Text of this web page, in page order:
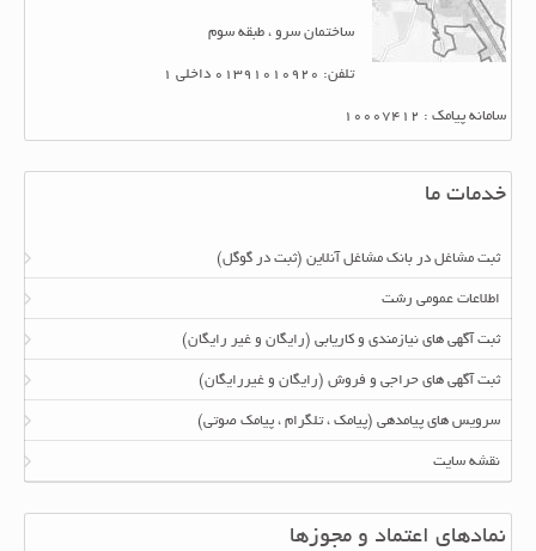
ساختمان سرو ، طبقه سوم
تلفن: 01391010920 داخلی 1
سامانه پیامک : 10007412
خدمات ما
ثبت مشاغل در بانک مشاغل آنلاین (ثبت در گوگل)
اطلاعات عمومی رشت
ثبت آگهی های نیازمندی و کاریابی (رایگان و غیر رایگان)
ثبت آگهی های حراجی و فروش (رایگان و غیررایگان)
سرویس های پیامدهی (پیامک ، تلگرام ، پیامک صوتی)
نقشه سایت
نمادهای اعتماد و مجوزها